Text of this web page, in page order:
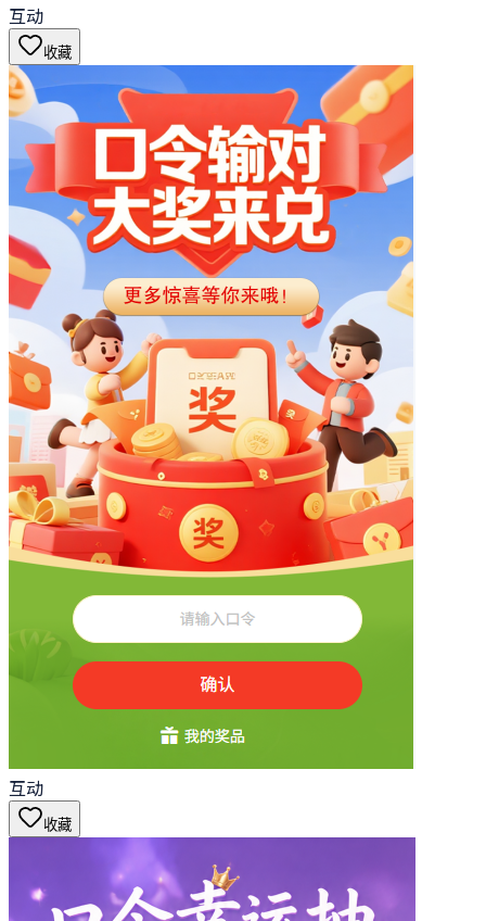
互动
收藏
互动
收藏